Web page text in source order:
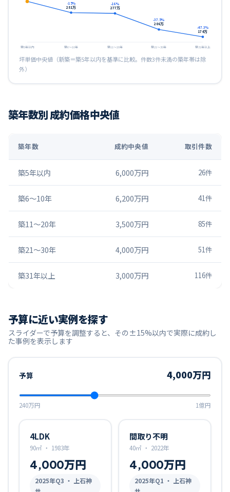
築5年以内
281万
-15%
築6〜10年
277万
-16%
築11〜20年
206万
-37.5%
築21〜30年
174万
-47.3%
築31年以上
坪単価中央値（新築＝築5年以内を基準に比較。件数3件未満の築年帯は除
外）
築年数別 成約価格中央値
築年数 成約中央値 取引件数
築5年以内 6,000万円 26件
築6〜10年 6,200万円 41件
築11〜20年 3,500万円 85件
築21〜30年 4,000万円 51件
築31年以上 3,000万円 116件
予算に近い実例を探す
スライダーで予算を調整すると、その±15%以内で実際に成約し
た事例を表示します
予算 4,000万円
240万円 1億円
4LDK
90㎡ ・ 1983年
4,000万円
2025年Q3 ・ 上石神
間取り不明
40㎡ ・ 2022年
4,000万円
2025年Q1 ・ 上石神